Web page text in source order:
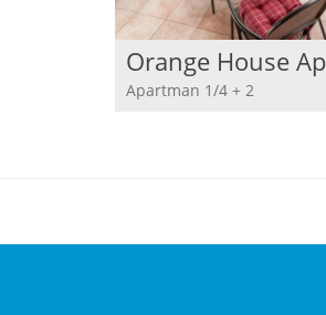
Orange House
***
Apartman 1/4 + 2